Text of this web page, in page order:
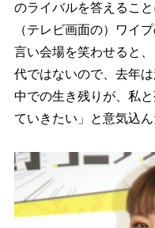
のライバルを答えるこ
（テレビ画面の）ワイ
言い会場を笑わせると
代ではないので、去年
中での生き残りが、私
ていきたい」と意気込ん